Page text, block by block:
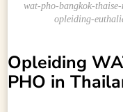
wat-pho-bangkok-thaise-
opleiding-
Opleiding
PHO in